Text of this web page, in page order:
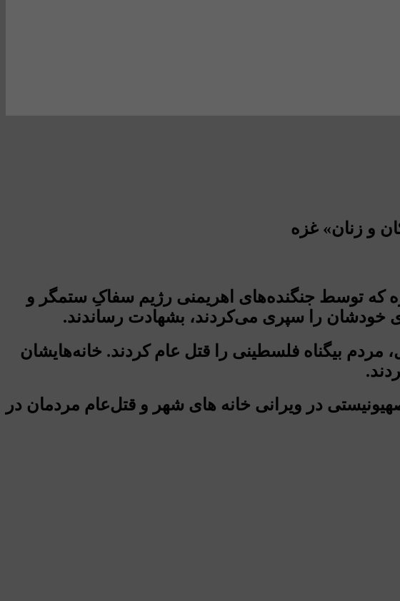
و زنان» غزه
که توسط جنگنده‌های اهریمنی رژیم سفاکِ ستمگر و
خودشان را سپری می‌کردند، بشهادت رساندند.
مردم بیگناه فلسطینی را قتل عام کردند. خانه‌هایشان
در ویرانی خانه های شهر و قتل‌عام مردمان در